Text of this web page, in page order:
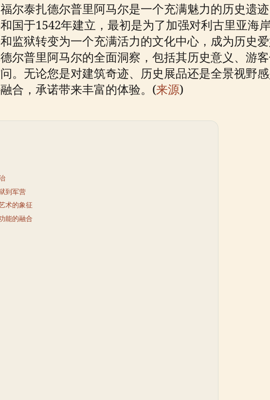
尔泰扎德尔普里阿马尔是一个充满魅力的历史遗
国于1542年建立，最初是为了加强对利古里亚海
监狱转变为一个充满活力的文化中心，成为历史
尔普里阿马尔的全面洞察，包括其历史意义、游
。无论您是对建筑奇迹、历史展品还是全景视野
合，承诺带来丰富的体验。(来源)
到军营
术的象征
能的融合